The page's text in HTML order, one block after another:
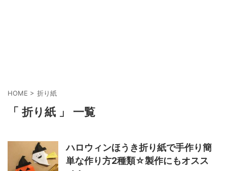
HOME > 折り紙
「 折り紙 」 一覧
ハロウィンほうき折り紙で手作り簡
単な作り方2種類☆製作にもオスス